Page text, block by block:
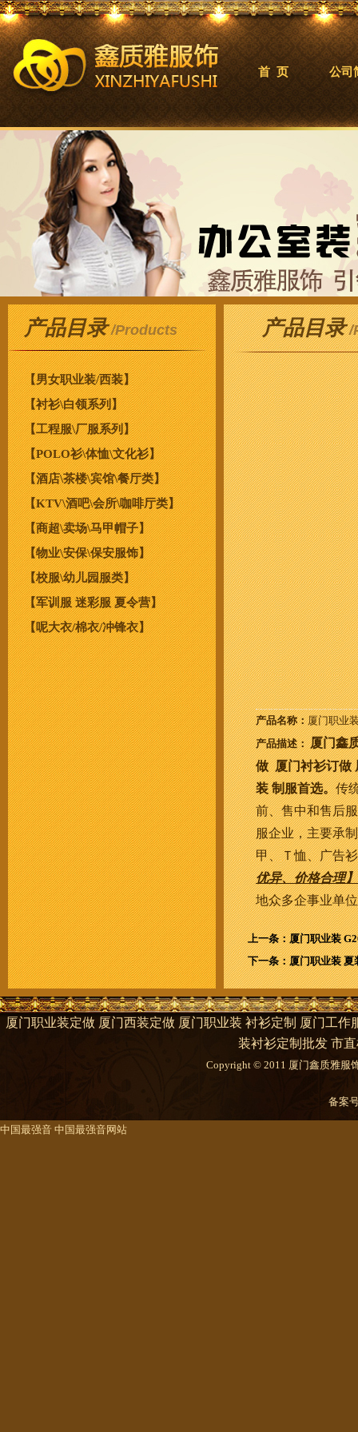
首 页 公司
产品目录 /Products
【男女职业装/西装】
【衬衫\白领系列】
【工程服\厂服系列】
【POLO衫\体恤\文化衫】
【酒店\茶楼\宾馆\餐厅类】
【KTV\酒吧\会所\咖啡厅类】
【商超\卖场\马甲帽子】
【物业\安保\保安服饰】
【校服\幼儿园服类】
【军训服 迷彩服 夏令营】
【呢大衣/棉衣/冲锋衣】
产品目录 /
产品名称：厦门职业
产品描述： 厦门鑫
做 厦门衬衫订做
装 制服首选。传
前、售中和售后
服企业，主要承
甲、Ｔ恤、广告
优异、价格合理】
地众多企事业单
上一条：厦门职业装
下一条：厦门职业装 夏
厦门职业装定做 厦门西装定做 厦门职业装 衬衫定制 厦门工
装衬衫定制批发 市
Copyright © 2011 厦门鑫质雅服
备案
中国最强音 中国最强音网站